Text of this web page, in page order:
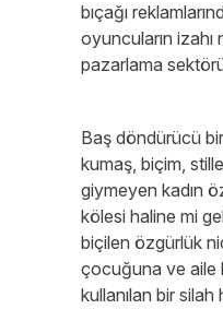
bıçağı
oyuncuların izahı
pazarlama
Baş döndürücü
kumaş, biçim,
giymeyen kadın
kölesi haline mi
biçilen özgürlük
çocuğuna ve aile
kullanılan bir